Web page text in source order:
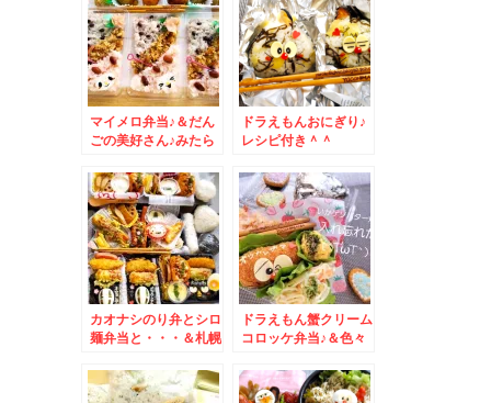
マイメロ弁当♪＆だん
ごの美好さん♪みたら
ドラえもんおにぎり♪
レシピ付き＾＾
カオナシのり弁とシロ
麺弁当と・・・＆札幌
☆「トリトン」ウニ～
～～＾＾
ドラえもん蟹クリーム
コロッケ弁当♪＆色々